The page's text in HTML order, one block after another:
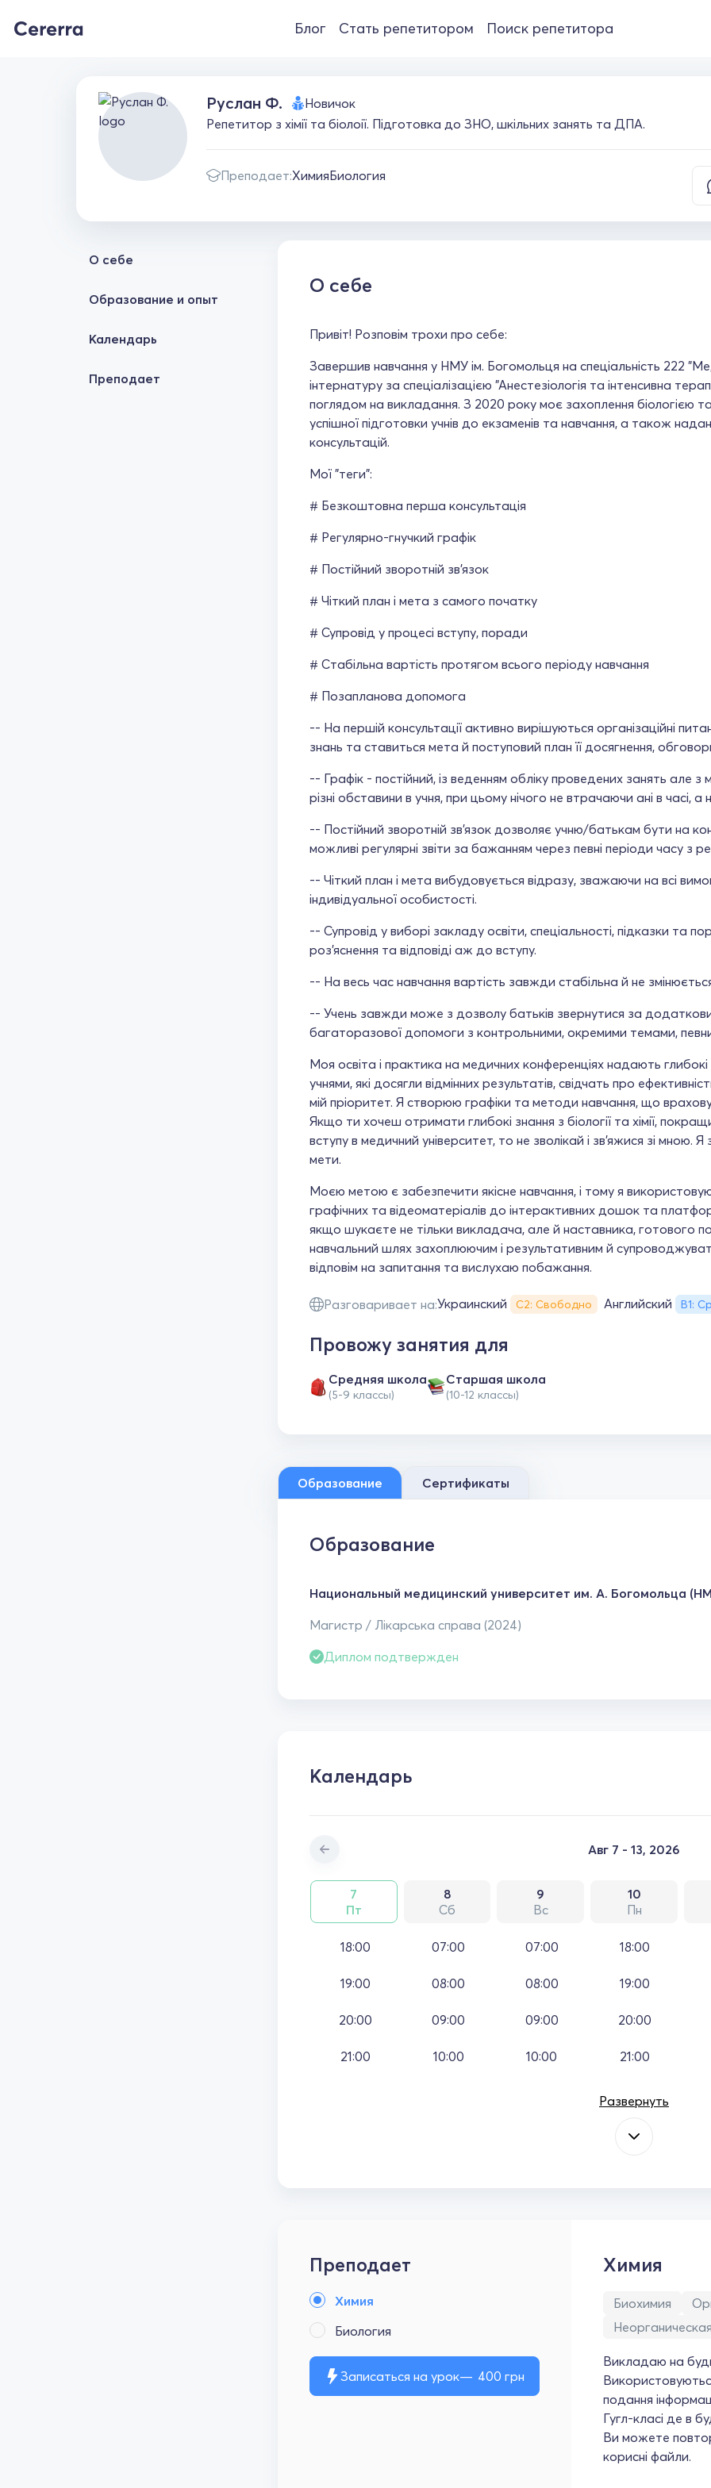
Блог Стать репетитором Поиск репетитора
Руслан Ф.
Новичок
Репетитор з хімії та біолоії. Підготовка до ЗНО, шкільних занять та ДПА.
Преподает:ХимияБиология
О себе
Образование и опыт
Календарь
Преподает
О себе
Привіт! Розповім трохи про себе:
Завершив навчання у НМУ ім. Богомольця на спеціальність 222
інтернатуру за спеціалізацією "Анестезіологія та інтенсивна
поглядом на викладання. З 2020 року моє захоплення біологією
успішної підготовки учнів до екзаменів та навчання, а також
консультацій.
Мої "теги":
# Безкоштовна перша консультація
# Регулярно-гнучкий графік
# Постійний зворотній зв'язок
# Чіткий план і мета з самого початку
# Супровід у процесі вступу, поради
# Стабільна вартість протягом всього періоду навчання
# Позапланова допомога
-- На першій консультації активно вирішуються організаційні
знань та ставиться мета й поступовий план її досягнення,
-- Графік - постійний, із веденням обліку проведених занять але
різні обставини в учня, при цьому нічого не втрачаючи ані в часі, а
-- Постійний зворотній зв'язок дозволяє учню/батькам бути на
можливі регулярні звіти за бажанням через певні періоди часу з
-- Чіткий план і мета вибудовується відразу, зважаючи на всі
індивідуальної особистості.
-- Супровід у виборі закладу освіти, спеціальності, підказки та
роз'яснення та відповіді аж до вступу.
-- На весь час навчання вартість завжди стабільна й не
-- Учень завжди може з дозволу батьків звернутися за
багаторазової допомоги з контрольними, окремими темами,
Моя освіта і практика на медичних конференціях надають
учнями, які досягли відмінних результатів, свідчать про
мій пріоритет. Я створюю графіки та методи навчання, що
Якщо ти хочеш отримати глибокі знання з біології та хімії,
вступу в медичний університет, то не зволікай і зв’яжися зі
мети.
Моєю метою є забезпечити якісне навчання, і тому я використовую
графічних та відеоматеріалів до інтерактивних дошок та
якщо шукаєте не тільки викладача, але й наставника, готового
навчальний шлях захоплюючим і результативним й
відповім на запитання та вислухаю побажання.
Разговаривает на:Украинский С2: Свободно Английский В1:
Провожу занятия для
Средняя школа
(5-9 классы)
Cтаршая школа
(10-12 классы)
Образование Сертификаты
Образование
Национальный медицинский университет им. А. Богомольца
Магистр / Лікарська справа (2024)
Диплом подтвержден
Календарь
Авг 7 - 13, 2026
7
Пт
8
Сб
9
Вс
10
Пн
18:00
19:00
20:00
21:00
07:00
08:00
09:00
10:00
07:00
08:00
09:00
10:00
18:00
19:00
20:00
21:00
Развернуть
Преподает
Химия
Биология
Записаться на урок 400 грн
Химия
Биохимия
Викладаю на
подання
Гугл-класі де в
Ви можете
корисні файли.